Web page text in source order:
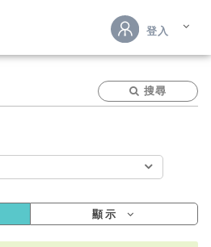
登入
搜尋
顯示